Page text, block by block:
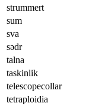
strummert
sum
sva
sədr
talna
taskinlik
telescopecollar
tetraploidia